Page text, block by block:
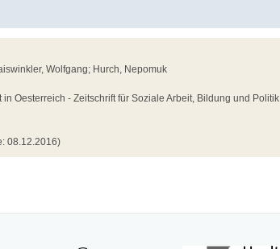
Wolfgang; Hurch, Nepomuk
in Oesterreich - Zeitschrift für Soziale Arbeit, Bildung und Politik
08.12.2016)